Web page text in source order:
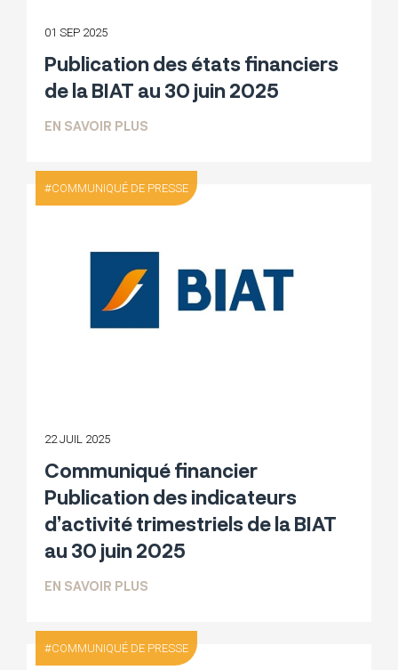
01 SEP 2025
Publication des états financiers
de la BIAT au 30 juin 2025
EN SAVOIR PLUS
COMMUNIQUÉ DE PRESSE
22 JUIL 2025
Communiqué financier
Publication des indicateurs
d’activité trimestriels de la BIAT
au 30 juin 2025
EN SAVOIR PLUS
COMMUNIQUÉ DE PRESSE